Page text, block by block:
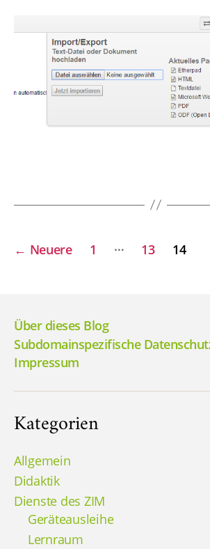
Seitennummerierung
Beiträge
← Neuere 1 … 13 14
Über dieses Blog
Subdomainspezifische
Impressum
Kategorien
Allgemein
Didaktik
Dienste des ZIM
Geräteausleihe
Lernraum